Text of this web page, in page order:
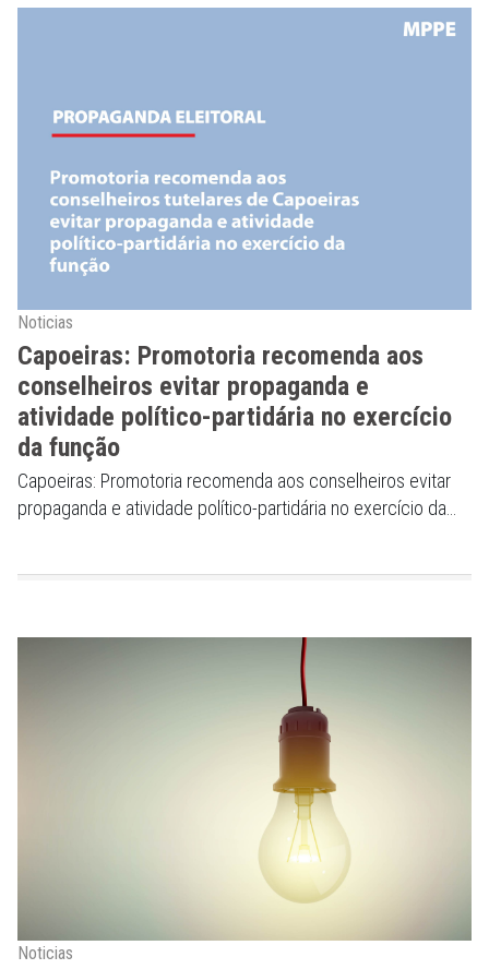
Noticias
Capoeiras: Promotoria recomenda aos
conselheiros evitar propaganda e
atividade político-partidária no exercício
da função
Capoeiras: Promotoria recomenda aos conselheiros evitar
propaganda e atividade político-partidária no exercício da
Noticias